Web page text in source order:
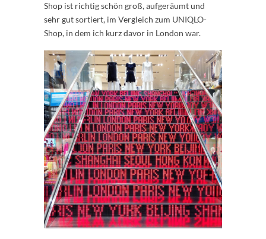
Shop ist richtig schön groß, aufgeräumt und
sehr gut sortiert, im Vergleich zum UNIQLO-
Shop, in dem ich kurz davor in London war.